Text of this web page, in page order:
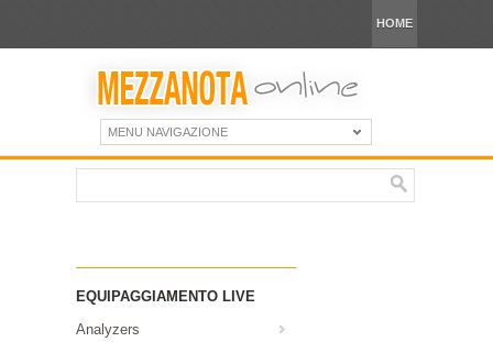
HOME
MENU NAVIGAZIONE
EQUIPAGGIAMENTO LIVE
Analyzers